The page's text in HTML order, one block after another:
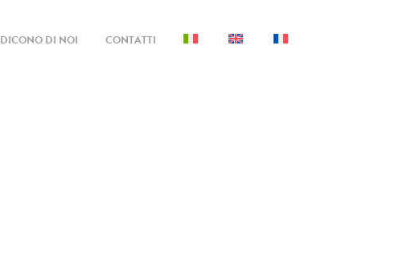
DICONO DI NOI CONTATTI